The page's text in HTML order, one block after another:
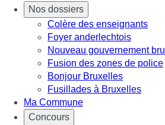
Nos dossiers
Colère des enseignants
Foyer anderlechtois
Nouveau gouvernement
Fusion des zones de police
Bonjour Bruxelles
Fusillades à Bruxelles
Ma Commune
Concours